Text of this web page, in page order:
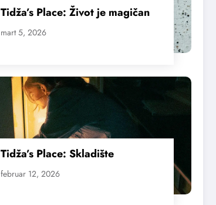
Tidža’s Place: Život je magičan
mart 5, 2026
Tidža’s Place: Skladište
februar 12, 2026